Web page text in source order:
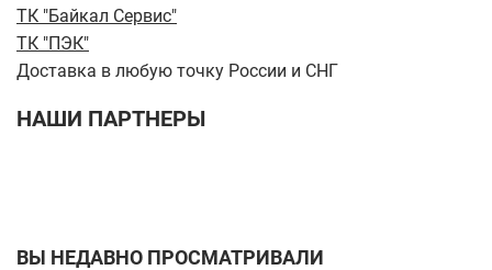
ТК "Байкал Сервис"
ТК "ПЭК"
Доставка в любую точку России и СНГ
НАШИ ПАРТНЕРЫ
ВЫ НЕДАВНО ПРОСМАТРИВАЛИ